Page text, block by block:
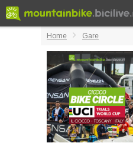
Home Gare